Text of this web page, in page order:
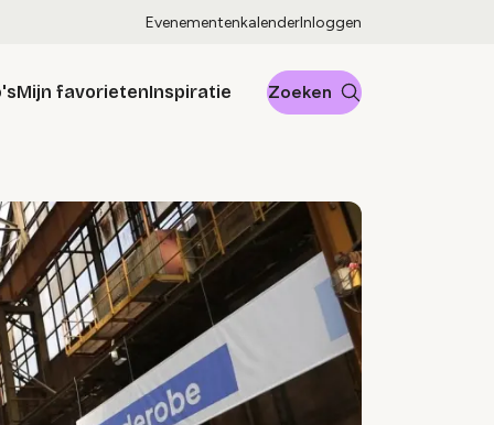
EvenementenkalenderInloggen
Mijn favorietenInspiratie Zoeken